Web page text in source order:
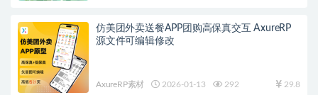
仿美团外卖送餐APP团购高保真交互 AxureRP
源文件可编辑修改
AxureRP素材 2026-01-13 292 29.8